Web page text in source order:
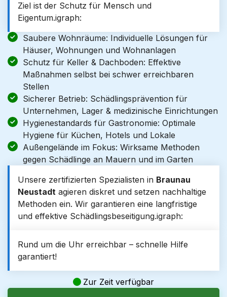
Ziel ist der Schutz für Mensch und
Eigentum.igraph:
Saubere Wohnräume: Individuelle Lösungen für
Häuser, Wohnungen und Wohnanlagen
Schutz für Keller & Dachboden: Effektive
Maßnahmen selbst bei schwer erreichbaren
Stellen
Sicherer Betrieb: Schädlingsprävention für
Unternehmen, Lager & medizinische Einrichtungen
Hygienestandards für Gastronomie: Optimale
Hygiene für Küchen, Hotels und Lokale
Außengelände im Fokus: Wirksame Methoden
gegen Schädlinge an Mauern und im Garten
Unsere zertifizierten Spezialisten in Braunau
Neustadt agieren diskret und setzen nachhaltige
Methoden ein. Wir garantieren eine langfristige
und effektive Schädlingsbeseitigung.igraph:
Rund um die Uhr erreichbar – schnelle Hilfe
garantiert!
Zur Zeit verfügbar